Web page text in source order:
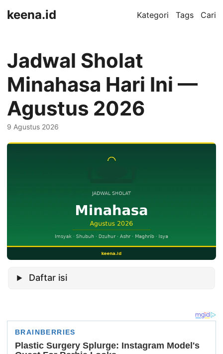
keena.id Kategori Tags Cari
Jadwal Sholat
Minahasa Hari Ini —
Agustus 2026
9 Agustus 2026
Daftar isi